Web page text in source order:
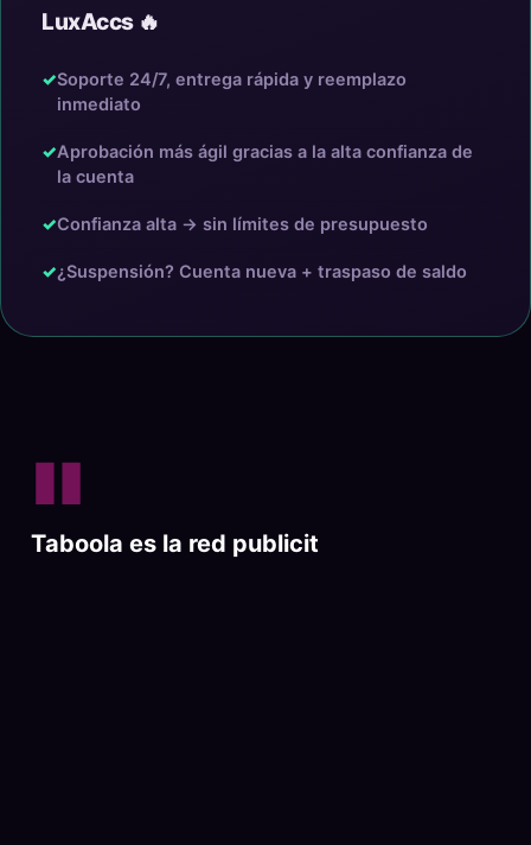
LuxAccs 🔥
✓Soporte 24/7, entrega rápida y reemplazo
inmediato
✓Aprobación más ágil gracias a la alta confianza de
la cuenta
✓Confianza alta → sin límites de presupuesto
✓¿Suspensión? Cuenta nueva + traspaso de saldo
"
Taboola es la red publicitaria nativa m